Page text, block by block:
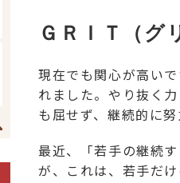
ＧＲＩＴ（グ
現在でも関心が高い
れました。やり抜く
も屈せず、継続的に
最近、「若手の継続
が、これは、若手だ